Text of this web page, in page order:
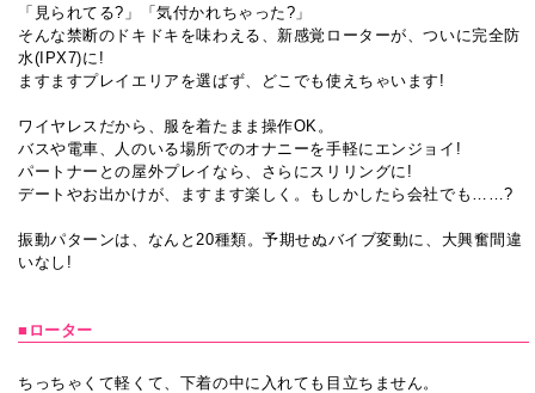
「見られてる?」「気付かれちゃった?」
そんな禁断のドキドキを味わえる、新感覚ローターが、ついに完全防
水(IPX7)に!
ますますプレイエリアを選ばず、どこでも使えちゃいます!
ワイヤレスだから、服を着たまま操作OK。
バスや電車、人のいる場所でのオナニーを手軽にエンジョイ!
パートナーとの屋外プレイなら、さらにスリリングに!
デートやお出かけが、ますます楽しく。もしかしたら会社でも……?
振動パターンは、なんと20種類。予期せぬバイブ変動に、大興奮間違
いなし!
■ローター
ちっちゃくて軽くて、下着の中に入れても目立ちません。